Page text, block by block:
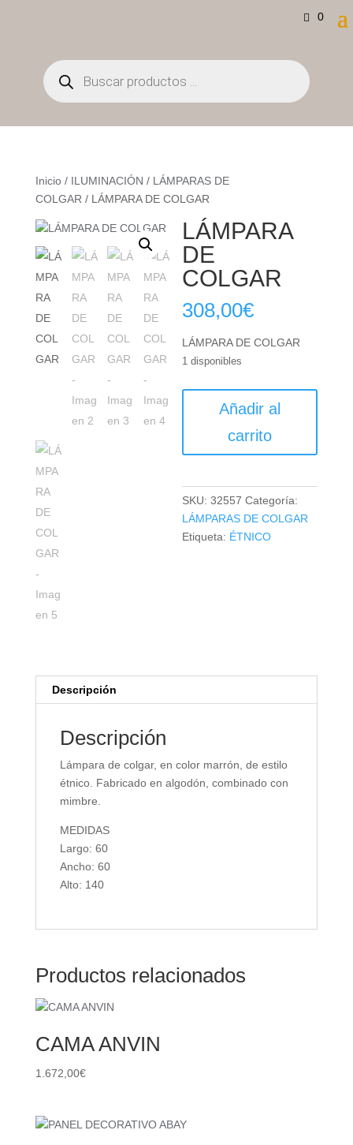
0
Búsqueda
de
productos
Inicio/ ILUMINACIÓN / LÁMPARAS DE
COLGAR / LÁMPARA DE COLGAR
LÁMPARA
DE
COLGAR
308,00€
LÁMPARA DE COLGAR
1 disponibles
cantidad
Añadir al
carrito
SKU:32557 Categoría:
LÁMPARAS DE COLGAR
Etiqueta: ÉTNICO
Descripción
Descripción
Lámpara de colgar, en color marrón, de estilo
étnico. Fabricado en algodón, combinado con
mimbre.
MEDIDAS
Largo: 60
Ancho: 60
Alto: 140
Productos relacionados
CAMA ANVIN
1.672,00€